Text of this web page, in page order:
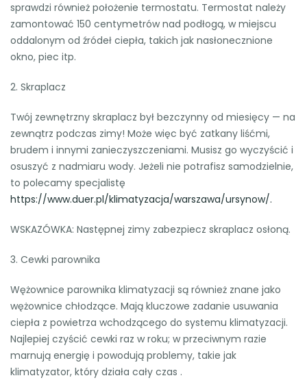
sprawdzi również położenie termostatu. Termostat należy
zamontować 150 centymetrów nad podłogą, w miejscu
oddalonym od źródeł ciepła, takich jak nasłonecznione
okno, piec itp.
2. Skraplacz
Twój zewnętrzny skraplacz był bezczynny od miesięcy — na
zewnątrz podczas zimy! Może więc być zatkany liśćmi,
brudem i innymi zanieczyszczeniami. Musisz go wyczyścić i
osuszyć z nadmiaru wody. Jeżeli nie potrafisz samodzielnie,
to polecamy specjalistę
https://www.duer.pl/klimatyzacja/warszawa/ursynow/.
WSKAZÓWKA: Następnej zimy zabezpiecz skraplacz osłoną.
3. Cewki parownika
Wężownice parownika klimatyzacji są również znane jako
wężownice chłodzące. Mają kluczowe zadanie usuwania
ciepła z powietrza wchodzącego do systemu klimatyzacji.
Najlepiej czyścić cewki raz w roku; w przeciwnym razie
marnują energię i powodują problemy, takie jak
klimatyzator, który działa cały czas .